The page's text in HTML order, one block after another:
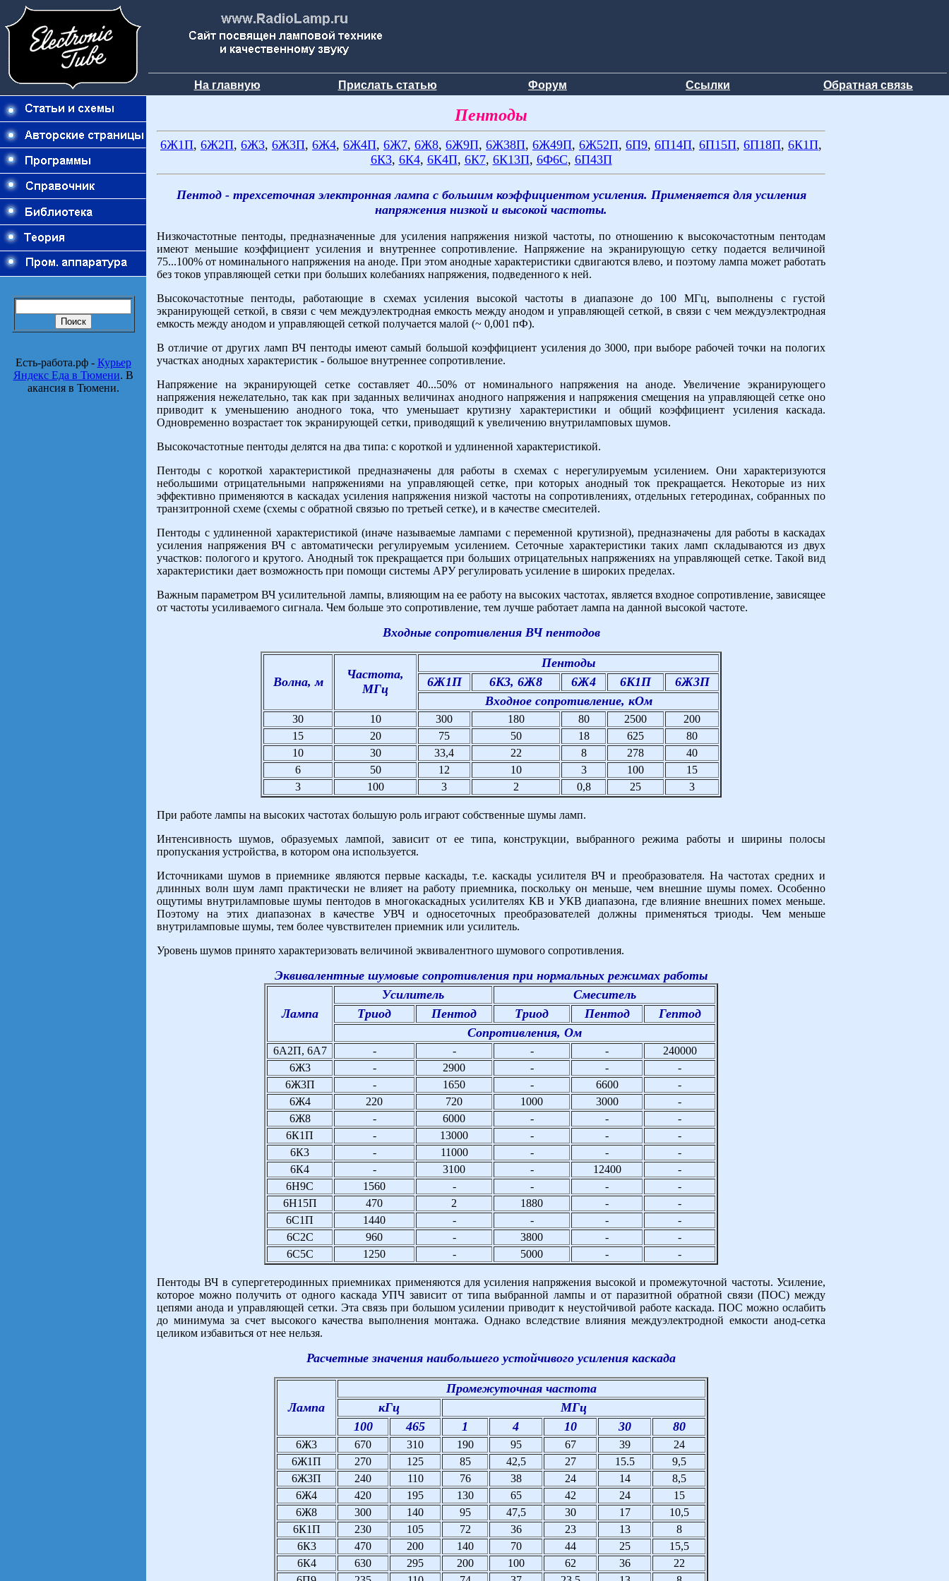
На главную Прислать статью Форум Ссылки Обратная связь
Есть-работа.рф - Курьер
Яндекс Еда в Тюмени. В
акансия в Тюмени.
Пентоды
6Ж1П, 6Ж2П, 6Ж3, 6Ж3П, 6Ж4, 6Ж4П, 6Ж7, 6Ж8, 6Ж9П, 6Ж38П, 6Ж49П, 6Ж52П, 6П9, 6П14П, 6П15П, 6П18П, 6К1П,
6К3, 6К4, 6К4П, 6К7, 6К13П, 6Ф6С, 6П43П
Пентод - трехсеточная электронная лампа с большим коэффициентом усиления. Применяется для усиления
напряжения низкой и высокой частоты.
Низкочастотные пентоды, предназначенные для усиления напряжения низкой частоты, по отношению к высокочастотным пентодам
имеют меньшие коэффициент усиления и внутреннее сопротивление. Напряжение на экранирующую сетку подается величиной
75...100% от номинального напряжения на аноде. При этом анодные характеристики сдвигаются влево, и поэтому лампа может работать
без токов управляющей сетки при больших колебаниях напряжения, подведенного к ней.
Высокочастотные пентоды, работающие в схемах усиления высокой частоты в диапазоне до 100 МГц, выполнены с густой
экранирующей сеткой, в связи с чем междуэлектродная емкость между анодом и управляющей сеткой, в связи с чем междуэлектродная
емкость между анодом и управляющей сеткой получается малой (~ 0,001 пФ).
В отличие от других ламп ВЧ пентоды имеют самый большой коэффициент усиления до 3000, при выборе рабочей точки на пологих
участках анодных характеристик - большое внутреннее сопротивление.
Напряжение на экранирующей сетке составляет 40...50% от номинального напряжения на аноде. Увеличение экранирующего
напряжения нежелательно, так как при заданных величинах анодного напряжения и напряжения смещения на управляющей сетке оно
приводит к уменьшению анодного тока, что уменьшает крутизну характеристики и общий коэффициент усиления каскада.
Одновременно возрастает ток экранирующей сетки, приводящий к увеличению внутриламповых шумов.
Высокочастотные пентоды делятся на два типа: с короткой и удлиненной характеристикой.
Пентоды с короткой характеристикой предназначены для работы в схемах с нерегулируемым усилением. Они характеризуются
небольшими отрицательными напряжениями на управляющей сетке, при которых анодный ток прекращается. Некоторые из них
эффективно применяются в каскадах усиления напряжения низкой частоты на сопротивлениях, отдельных гетеродинах, собранных по
транзитронной схеме (схемы с обратной связью по третьей сетке), и в качестве смесителей.
Пентоды с удлиненной характеристикой (иначе называемые лампами с переменной крутизной), предназначены для работы в каскадах
усиления напряжения ВЧ с автоматически регулируемым усилением. Сеточные характеристики таких ламп складываются из двух
участков: пологого и крутого. Анодный ток прекращается при больших отрицательных напряжениях на управляющей сетке. Такой вид
характеристики дает возможность при помощи системы АРУ регулировать усиление в широких пределах.
Важным параметром ВЧ усилительной лампы, влияющим на ее работу на высоких частотах, является входное сопротивление, зависящее
от частоты усиливаемого сигнала. Чем больше это сопротивление, тем лучше работает лампа на данной высокой частоте.
Входные сопротивления ВЧ пентодов
Волна, м
Частота,
МГц
Пентоды
6Ж1П
6К3, 6Ж8 6Ж4 6К1П
6Ж3П
Входное сопротивление, кОм
30 10 300 180 80 2500
200
15
20 75 50 18 625
80
10
30 33,4 22 8 278
40
6
50 12 10 3 100
15
3
100 3 2 0,8 25 3
При работе лампы на высоких частотах большую роль играют собственные шумы ламп.
Интенсивность шумов, образуемых лампой, зависит от ее типа, конструкции, выбранного режима работы и ширины полосы
пропускания устройства, в котором она используется.
Источниками шумов в приемнике являются первые каскады, т.е. каскады усилителя ВЧ и преобразователя. На частотах средних и
длинных волн шум ламп практически не влияет на работу приемника, поскольку он меньше, чем внешние шумы помех. Особенно
ощутимы внутриламповые шумы пентодов в многокаскадных усилителях КВ и УКВ диапазона, где влияние внешних помех меньше.
Поэтому на этих диапазонах в качестве УВЧ и односеточных преобразователей должны применяться триоды. Чем меньше
внутриламповые шумы, тем более чувствителен приемник или усилитель.
Уровень шумов принято характеризовать величиной эквивалентного шумового сопротивления.
Эквивалентные шумовые сопротивления при нормальных режимах работы
Лампа
Усилитель
Смеситель
Триод
Пентод Триод Пентод
Гептод
Сопротивления, Ом
6А2П, 6А7 - - - -
240000
6Ж3
- 2900 - -
-
6Ж3П
- 1650 - 6600
-
6Ж4
220 720 1000 3000
-
6Ж8
- 6000 - -
-
6К1П
- 13000 - -
-
6К3
- 11000 - -
-
6К4
- 3100 - 12400
-
6Н9С
1560 - - -
-
6Н15П
470 2 1880 -
-
6С1П
1440 - - -
-
6С2С
960 - 3800 -
-
6С5С
1250 - 5000 - -
Пентоды ВЧ в супергетеродинных приемниках применяются для усиления напряжения высокой и промежуточной частоты. Усиление,
которое можно получить от одного каскада УПЧ зависит от типа выбранной лампы и от паразитной обратной связи (ПОС) между
цепями анода и управляющей сетки. Эта связь при большом усилении приводит к неустойчивой работе каскада. ПОС можно ослабить
до минимума за счет высокого качества выполнения монтажа. Однако вследствие влияния междуэлектродной емкости анод-сетка
целиком избавиться от нее нельзя.
Расчетные значения наибольшего устойчивого усиления каскада
Лампа
Промежуточная частота
кГц
МГц
100
465 1 4 10 30 80
6Ж3 670 310 190 95 67 39
24
6Ж1П
270 125 85 42,5 27 15.5
9,5
6Ж3П
240 110 76 38 24 14
8,5
6Ж4
420 195 130 65 42 24
15
6Ж8
300 140 95 47,5 30 17
10,5
6К1П
230 105 72 36 23 13
8
6К3
470 200 140 70 44 25
15,5
6К4
630 295 200 100 62 36
22